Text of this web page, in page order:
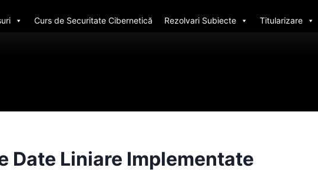
Curs de Securitate Cibernetică Rezolvari Subiecte Titularizare
Date Liniare Implementate